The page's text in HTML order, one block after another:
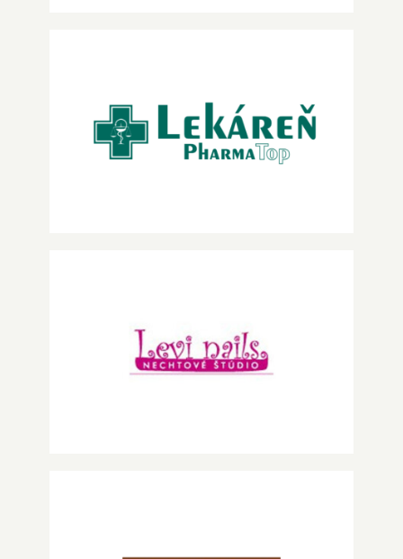
Lekáreň Pharmatop
Levi nails